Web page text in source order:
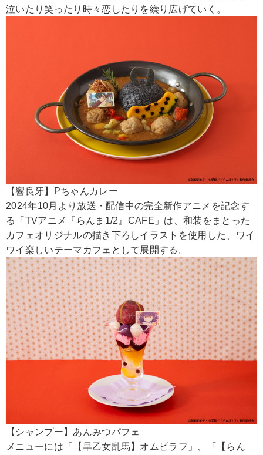
泣いたり笑ったり時々恋したりを繰り広げていく。
【響良牙】Pちゃんカレー
2024年10月より放送・配信中の完全新作アニメを記念す
る「TVアニメ『らんま1/2』CAFE」は、和装をまとった
カフェオリジナルの描き下ろしイラストを使用した、ワイ
ワイ楽しいテーマカフェとして展開する。
【シャンプー】あんみつパフェ
メニューには「【早乙女乱馬】オムピラフ」、「【らん